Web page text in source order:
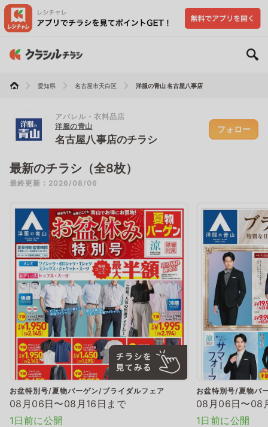
愛知県 名古屋市天白区 洋服の青山 名古屋八事店
アパレル・衣料品店
洋服の青山
名古屋八事店のチラシ
フォロー
最新のチラシ（全8枚）
最終更新：2026/08/06
お盆特別号/夏物バーゲン/ブライダルフェア
08月06日〜08月16日まで
1日前に公開
お盆特別号/夏物バ
08月06日〜08
1日前に公開